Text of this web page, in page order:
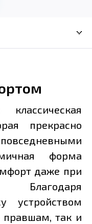
прекрасно
форма
даже при
Благодаря
устройством
правшам, так и